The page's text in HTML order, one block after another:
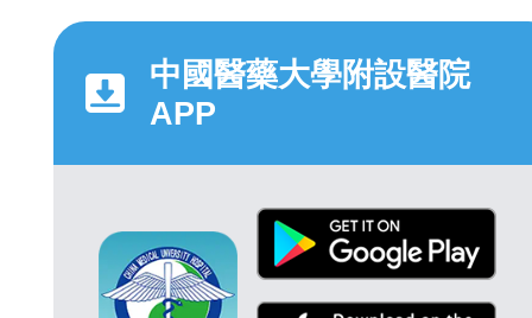
中國醫藥大學附設醫院
APP